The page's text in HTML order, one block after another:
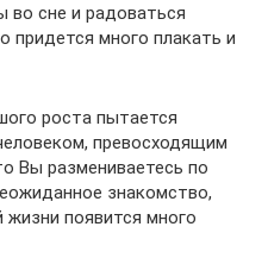
во сне и радоваться
придется много плакать и
роста пытается
превосходящим
Вы размениваетесь по
знакомство,
появится много